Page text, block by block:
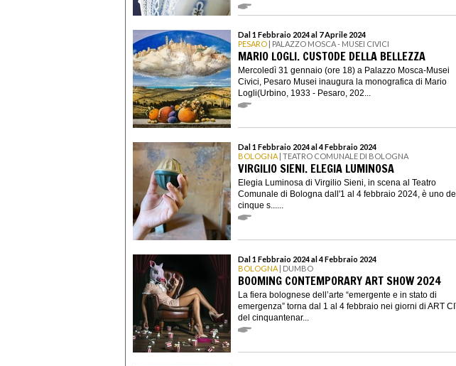
Dal 1 Febbraio 2024 al 7 Aprile 2024
PESARO | PALAZZO MOSCA - MUSEI CIVICI
MARIO LOGLI. CUSTODE DELLA BELLEZZA
Mercoledì 31 gennaio (ore 18) a Palazzo Mosca-Musei
Civici, Pesaro Musei inaugura la monografica di Mario
Logli(Urbino, 1933 - Pesaro, 202...
Dal 1 Febbraio 2024 al 4 Febbraio 2024
BOLOGNA | TEATRO COMUNALE DI BOLOGNA
VIRGILIO SIENI. ELEGIA LUMINOSA
Elegia Luminosa di Virgilio Sieni, in scena al Teatro
Comunale di Bologna dall'1 al 4 febbraio 2024, è uno
cinque s......
Dal 1 Febbraio 2024 al 4 Febbraio 2024
BOLOGNA | DUMBO
BOOMING CONTEMPORARY ART SHOW 2024
La fiera bolognese dell’arte “emergente e in stato di
emergenza” torna dal 1 al 4 febbraio nei giorni di ART
del cinquantenar...